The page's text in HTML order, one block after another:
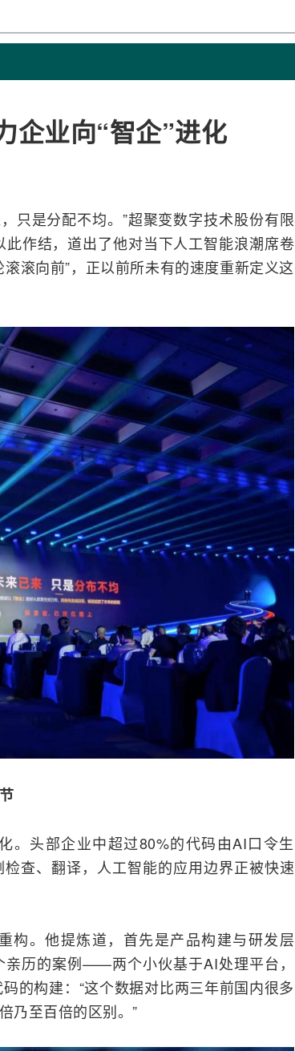
企业向“智企”进化
只是分配不均。”超聚变数字技术股份有限
作结，道出了他对当下人工智能浪潮席卷
滚向前”，正以前所未有的速度重新定义这
。头部企业中超过80%的代码由AI口令生
查、翻译，人工智能的应用边界正被快速
构。他提炼道，首先是产品构建与研发层
历的案例——两个小伙基于AI处理平台，
的构建：“这个数据对比两三年前国内很多
乃至百倍的区别。”